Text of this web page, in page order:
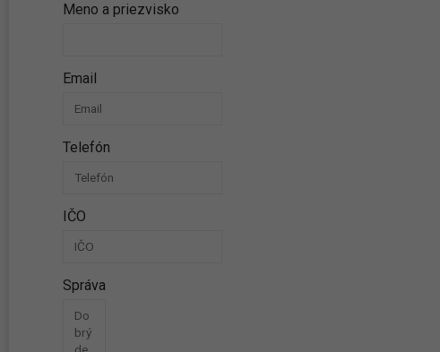
Meno a priezvisko
Email
Telefón
IČO
Správa